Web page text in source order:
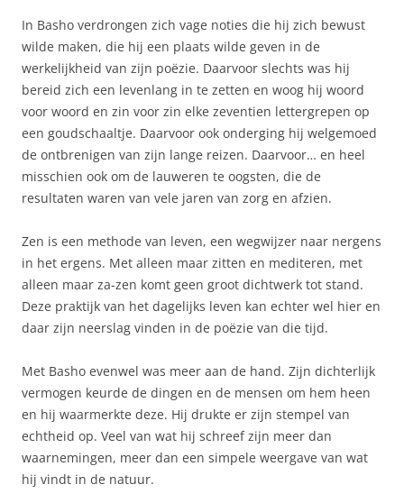
In Basho verdrongen zich vage noties die hij zich bewust
wilde maken, die hij een plaats wilde geven in de
werkelijkheid van zijn poëzie. Daarvoor slechts was hij
bereid zich een levenlang in te zetten en woog hij woord
voor woord en zin voor zin elke zeventien lettergrepen op
een goudschaaltje. Daarvoor ook onderging hij welgemoed
de ontbrenigen van zijn lange reizen. Daarvoor… en heel
misschien ook om de lauweren te oogsten, die de
resultaten waren van vele jaren van zorg en afzien.
Zen is een methode van leven, een wegwijzer naar nergens
in het ergens. Met alleen maar zitten en mediteren, met
alleen maar za-zen komt geen groot dichtwerk tot stand.
Deze praktijk van het dagelijks leven kan echter wel hier en
daar zijn neerslag vinden in de poëzie van die tijd.
Met Basho evenwel was meer aan de hand. Zijn dichterlijk
vermogen keurde de dingen en de mensen om hem heen
en hij waarmerkte deze. Hij drukte er zijn stempel van
echtheid op. Veel van wat hij schreef zijn meer dan
waarnemingen, meer dan een simpele weergave van wat
hij vindt in de natuur.